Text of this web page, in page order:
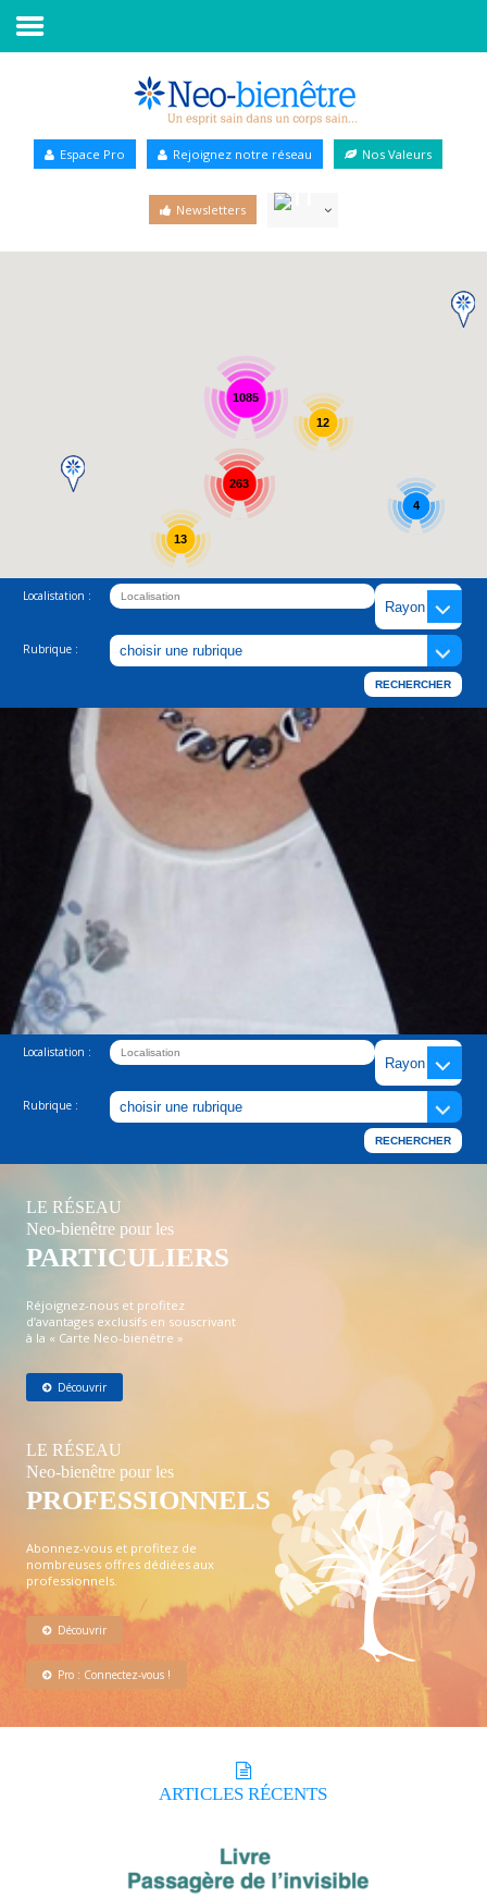
Annuaire Bien-être
Espace Pro Rejoignez notre réseau Nos Valeurs
Newsletters
1085
13
263
4
12
Localistation :
Rubrique :
Localistation :
Rubrique :
LE RÉSEAU
Neo-bienêtre pour les
PARTICULIERS
Réjoignez-nous et profitez
d’avantages exclusifs en souscrivant
à la « Carte Neo-bienêtre »
Découvrir
LE RÉSEAU
Neo-bienêtre pour les
PROFESSIONNELS
Abonnez-vous et profitez de
nombreuses offres dédiées aux
professionnels.
Découvrir
Pro : Connectez-vous !
ARTICLES RÉCENTS